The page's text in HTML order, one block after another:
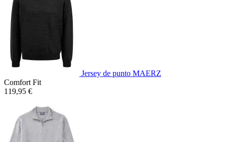
Jersey de punto MAERZ
Comfort Fit
119,95 €